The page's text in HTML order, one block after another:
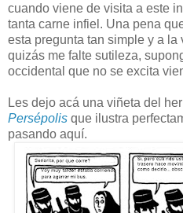
cuando viene de visita a este
tanta carne infiel. Una pena
esta pregunta tan simple y a la
quizás me falte sutileza,
occidental que no se excita
Les dejo acá una viñeta del
Persépolis que ilustra
pasando aquí.